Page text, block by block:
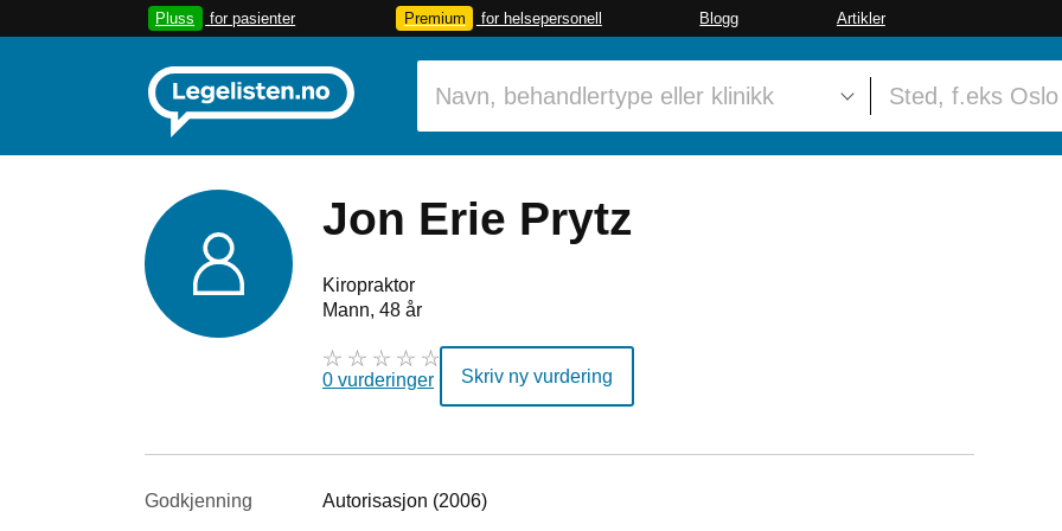
Pluss for pasienter Premium for helsepersonell Blogg Artikler
Jon Erie Prytz
Kiropraktor
Mann, 48 år
0 vurderinger Skriv ny vurdering
Godkjenning Autorisasjon (2006)